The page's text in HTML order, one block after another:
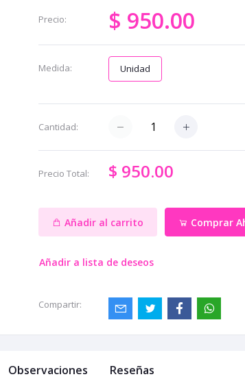
Precio: $ 950.00
Medida: Unidad
Cantidad:
Precio Total: $ 950.00
Añadir al carrito Comprar
Añadir a lista de deseos
Compartir:
Observaciones Reseñas